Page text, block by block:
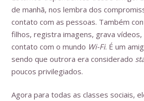
de manhã, nos lembra dos
contato com as pessoas. Também
filhos, registra imagens, grava vídeos,
contato com o mundo Wi-Fi. É um
sendo que outrora era considerado
poucos privilegiados.
Agora para todas as classes sociais,